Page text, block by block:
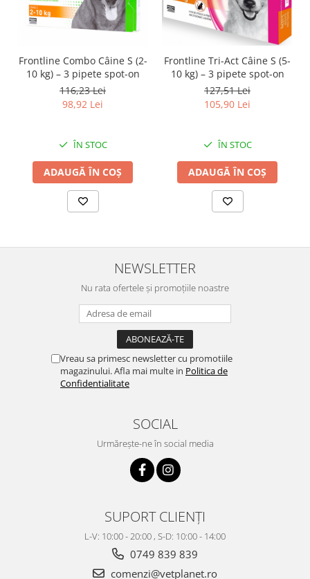
Frontline Combo Câine S (2-
10 kg) – 3 pipete spot-on
116,23 Lei
98,92 Lei
ÎN STOC
ADAUGĂ ÎN COȘ
Frontline Tri-Act Câine S (5-
10 kg) – 3 pipete spot-on
127,51 Lei
105,90 Lei
ÎN STOC
ADAUGĂ ÎN COȘ
NEWSLETTER
Nu rata ofertele și promoțiile noastre
Vreau sa primesc newsletter cu promotiile
magazinului. Afla mai multe in Politica de
Confidentialitate
SOCIAL
Urmărește-ne în social media
SUPORT CLIENȚI
L-V: 10:00 - 20:00 , S-D: 10:00 - 14:00
0749 839 839
comenzi@vetplanet.ro